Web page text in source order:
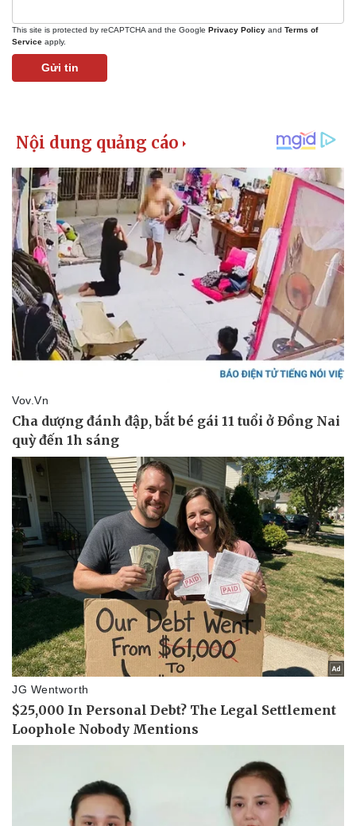
Kinh tế
Bất động sản
Khởi nghiệp
Thị trường
Giá vàng
Tiêu dùng
Tỷ giá
Chứng khoán
Giá cà phê
This site is protected by reCAPTCHA and the Google Privacy Policy and Terms of
Service apply.
Gửi tin